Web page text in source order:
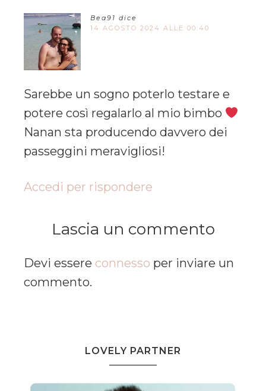
Bea91 dice
14 AGOSTO 2024 ALLE 00:40
Sarebbe un sogno poterlo testare e
potere così regalarlo al mio bimbo
Nanan sta producendo davvero dei
passeggini meravigliosi!
Accedi per rispondere
Lascia un commento
Devi essere connesso per inviare un
commento.
LOVELY PARTNER